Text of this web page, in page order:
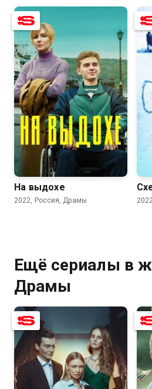
7.0 4.5
На выдохе
2022, Россия, Драмы
5.4
Ещё сериалы в
Драмы